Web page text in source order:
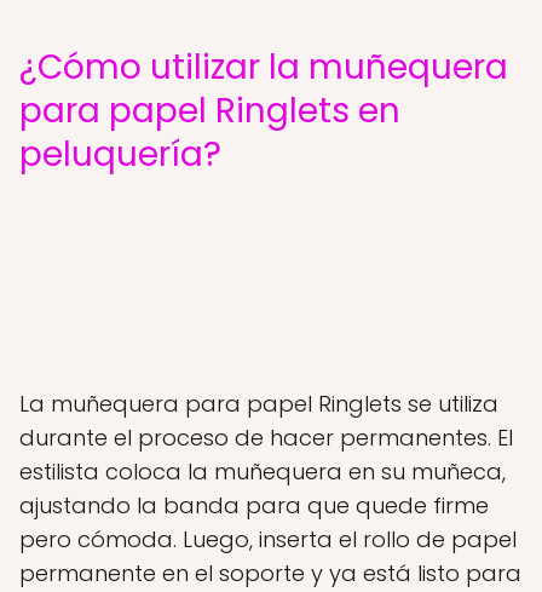
¿Cómo utilizar la muñequera
para papel Ringlets en
peluquería?
La muñequera para papel Ringlets se utiliza
durante el proceso de hacer permanentes. El
estilista coloca la muñequera en su muñeca,
ajustando la banda para que quede firme
pero cómoda. Luego, inserta el rollo de papel
permanente en el soporte y ya está listo para